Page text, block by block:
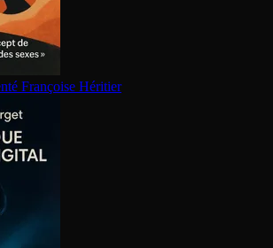
Françoise Héritier